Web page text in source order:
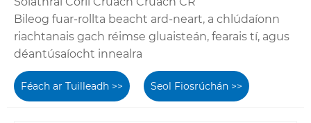
Bileog fuar-rollta beacht ard-neart, a chlúdaíonn
riachtanais gach réimse gluaisteán, fearais tí, agus
déantúsaíocht innealra
Féach ar Tuilleadh >> Seol Fiosrúchán >>